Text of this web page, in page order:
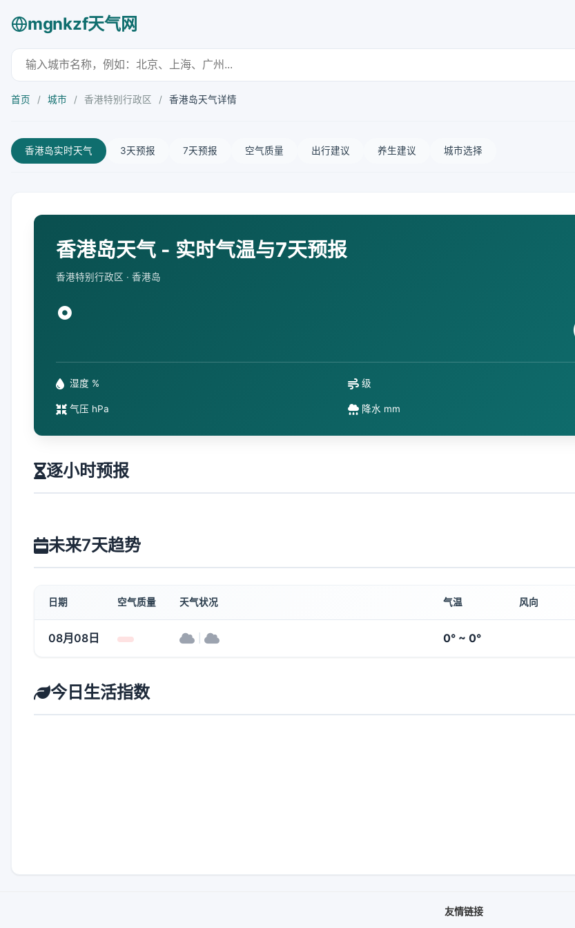
mgnkzf天气网
首页 / 城市 / 香港特别行政区 / 香港岛天气详情
香港岛实时天气 3天预报 7天预报 空气质量 出行建议 养生建议 城市选择
香港岛天气 - 实时气温与7天预报
香港特别行政区 · 香港岛
°
湿度 % 级
气压 hPa 降水 mm
逐小时预报
未来7天趋势
日期 空气质量 天气状况 气温 风向
08月08日 0° ~ 0°
今日生活指数
友情链接